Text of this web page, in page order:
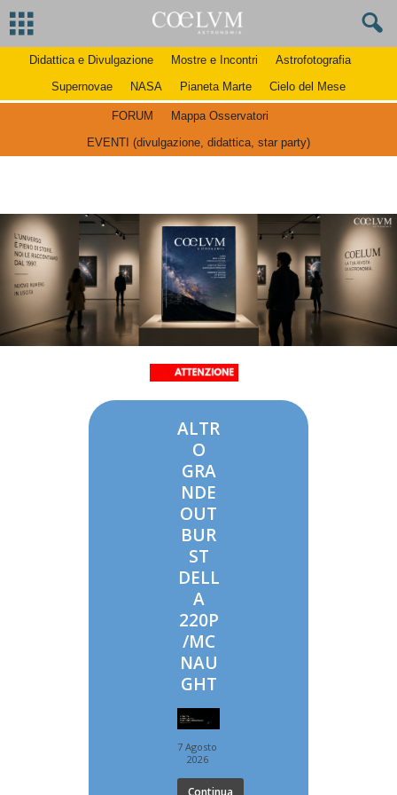
Didattica e Divulgazione Mostre e Incontri
Astrofotografia
Supernovae
NASA Pianeta Marte Cielo del Mese
FORUM
Mappa Osservatori
EVENTI (divulgazione, didattica, star party)
ALTR
O
GRA
NDE
OUT
BUR
ST
DELL
A
220P
/MC
NAU
GHT
7 Agosto
2026
Continua